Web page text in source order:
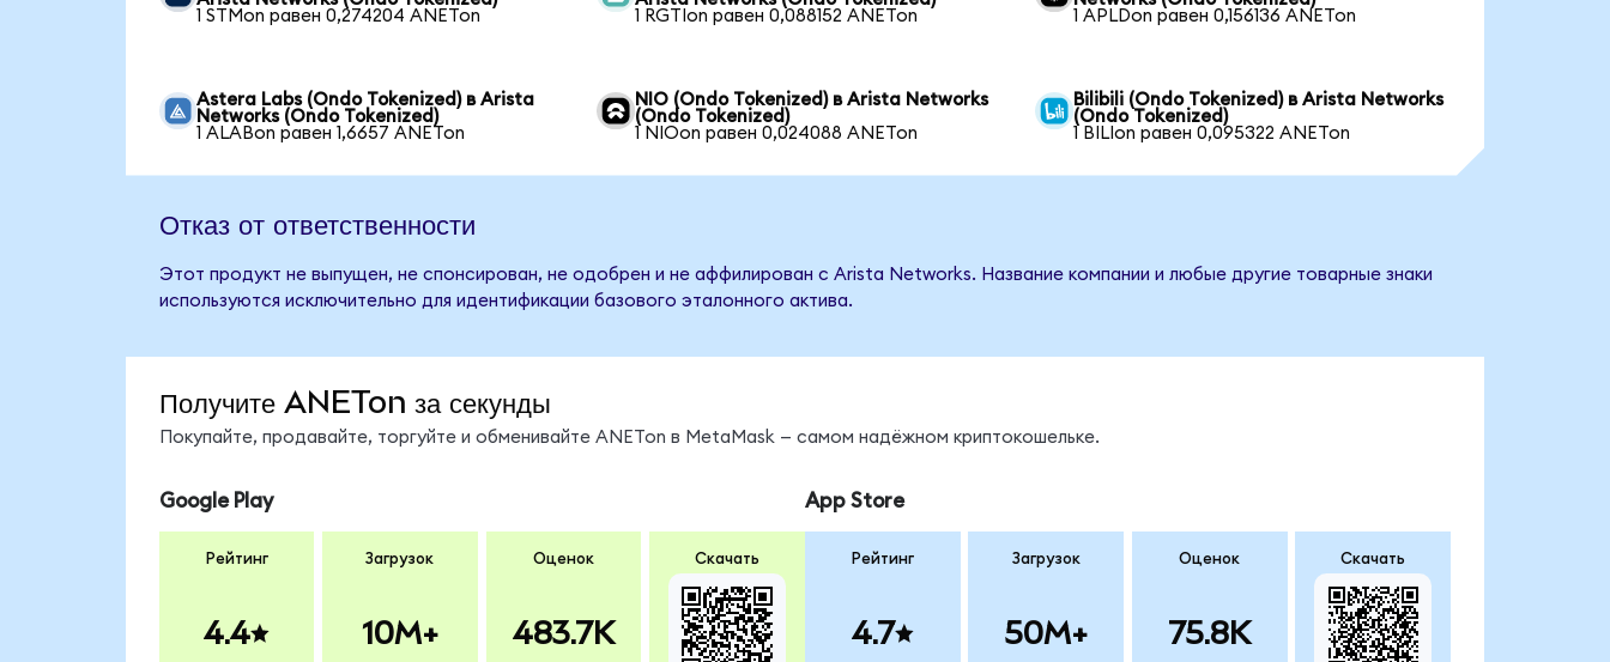
1 STMon равен 0,274204 ANETon
1 RGTIon равен 0,088152 ANETon
1 APLDon равен 0,156136 ANETon
Astera Labs (Ondo Tokenized) в Arista
Networks (Ondo Tokenized)
1 ALABon равен 1,6657 ANETon
NIO (Ondo Tokenized) в Arista Networks
(Ondo Tokenized)
1 NIOon равен 0,024088 ANETon
Bilibili (Ondo Tokenized) в Arista Networks
(Ondo Tokenized)
1 BILIon равен 0,095322 ANETon
Отказ от ответственности
Этот продукт не выпущен, не спонсирован, не одобрен и не аффилирован с Arista Networks. Название компании и любые другие товарные знаки
используются исключительно для идентификации базового эталонного актива.
Получите ANETon за секунды
Покупайте, продавайте, торгуйте и обменивайте ANETon в MetaMask — самом надёжном криптокошельке.
Google Play
Рейтинг
4.4
Загрузок
10M+
Оценок
483.7K
Скачать
App Store
Рейтинг
4.7
Загрузок
50M+
Оценок
75.8K
Скачать